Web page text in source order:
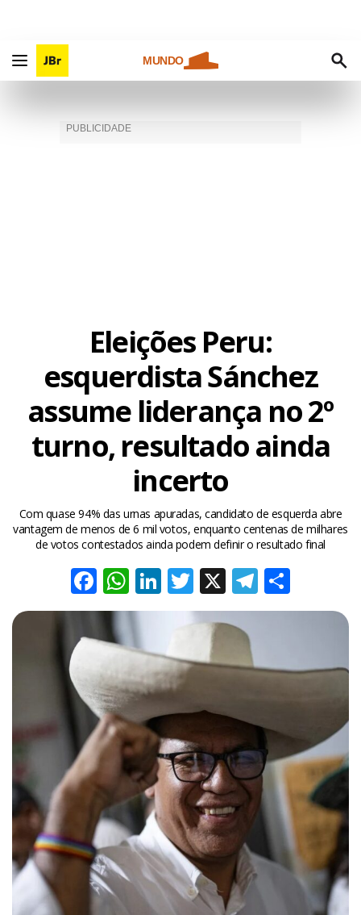
MUNDO
Eleições Peru:
esquerdista Sánchez
assume liderança no 2º
turno, resultado ainda
incerto
Com quase 94% das urnas apuradas, candidato de esquerda abre
vantagem de menos de 6 mil votos, enquanto centenas de milhares
de votos contestados ainda podem definir o resultado final
Facebook
WhatsApp
LinkedIn
Twitter
X